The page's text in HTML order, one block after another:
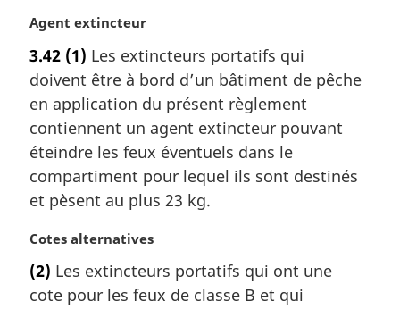
n
a
l
e
:
N
t
e
m
a
g
i
n
l
:
Agent extincteur
3.42 (1) Les extincteurs portatifs qui
doivent être à bord d’un bâtiment de pêche
en application du présent règlement
contiennent un agent extincteur pouvant
éteindre les feux éventuels dans le
compartiment pour lequel ils sont destinés
et pèsent au plus 23 kg.
N
t
e
Cotes alternatives
(2) Les extincteurs portatifs qui ont une
cote pour les feux de classe B et qui